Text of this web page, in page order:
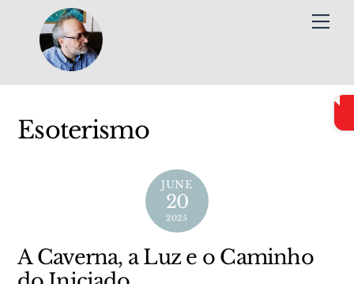
content
Esoterismo
JUNE
20
2025
A Caverna, a Luz e o Caminho